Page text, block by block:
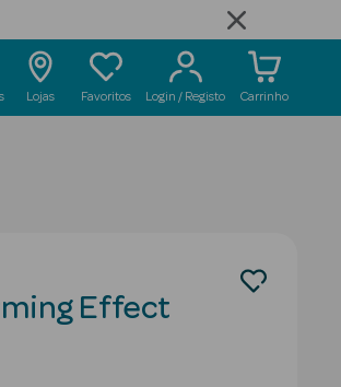
Lojas Favoritos Login / Registo Carrinho
Effect